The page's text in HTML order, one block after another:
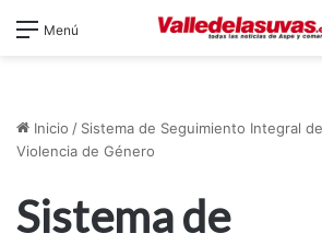
Menú
Inicio / Sistema de Seguimiento Integral
Violencia de Género
Sistema de